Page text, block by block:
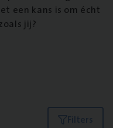
een kans is om écht
jij?
Filters